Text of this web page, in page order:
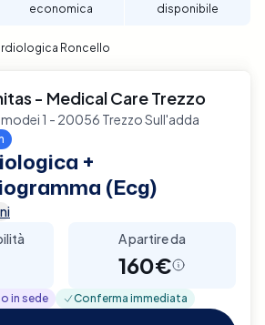
diagnostico completo e
economica
disponibile
Roncello
- Medical Care Trezzo
1 - 20056 Trezzo Sull'adda
+
(Ecg)
A partire da
160€
in sede Conferma immediata